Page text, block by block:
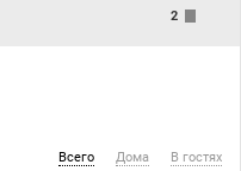
2
Всего Дома В гостях